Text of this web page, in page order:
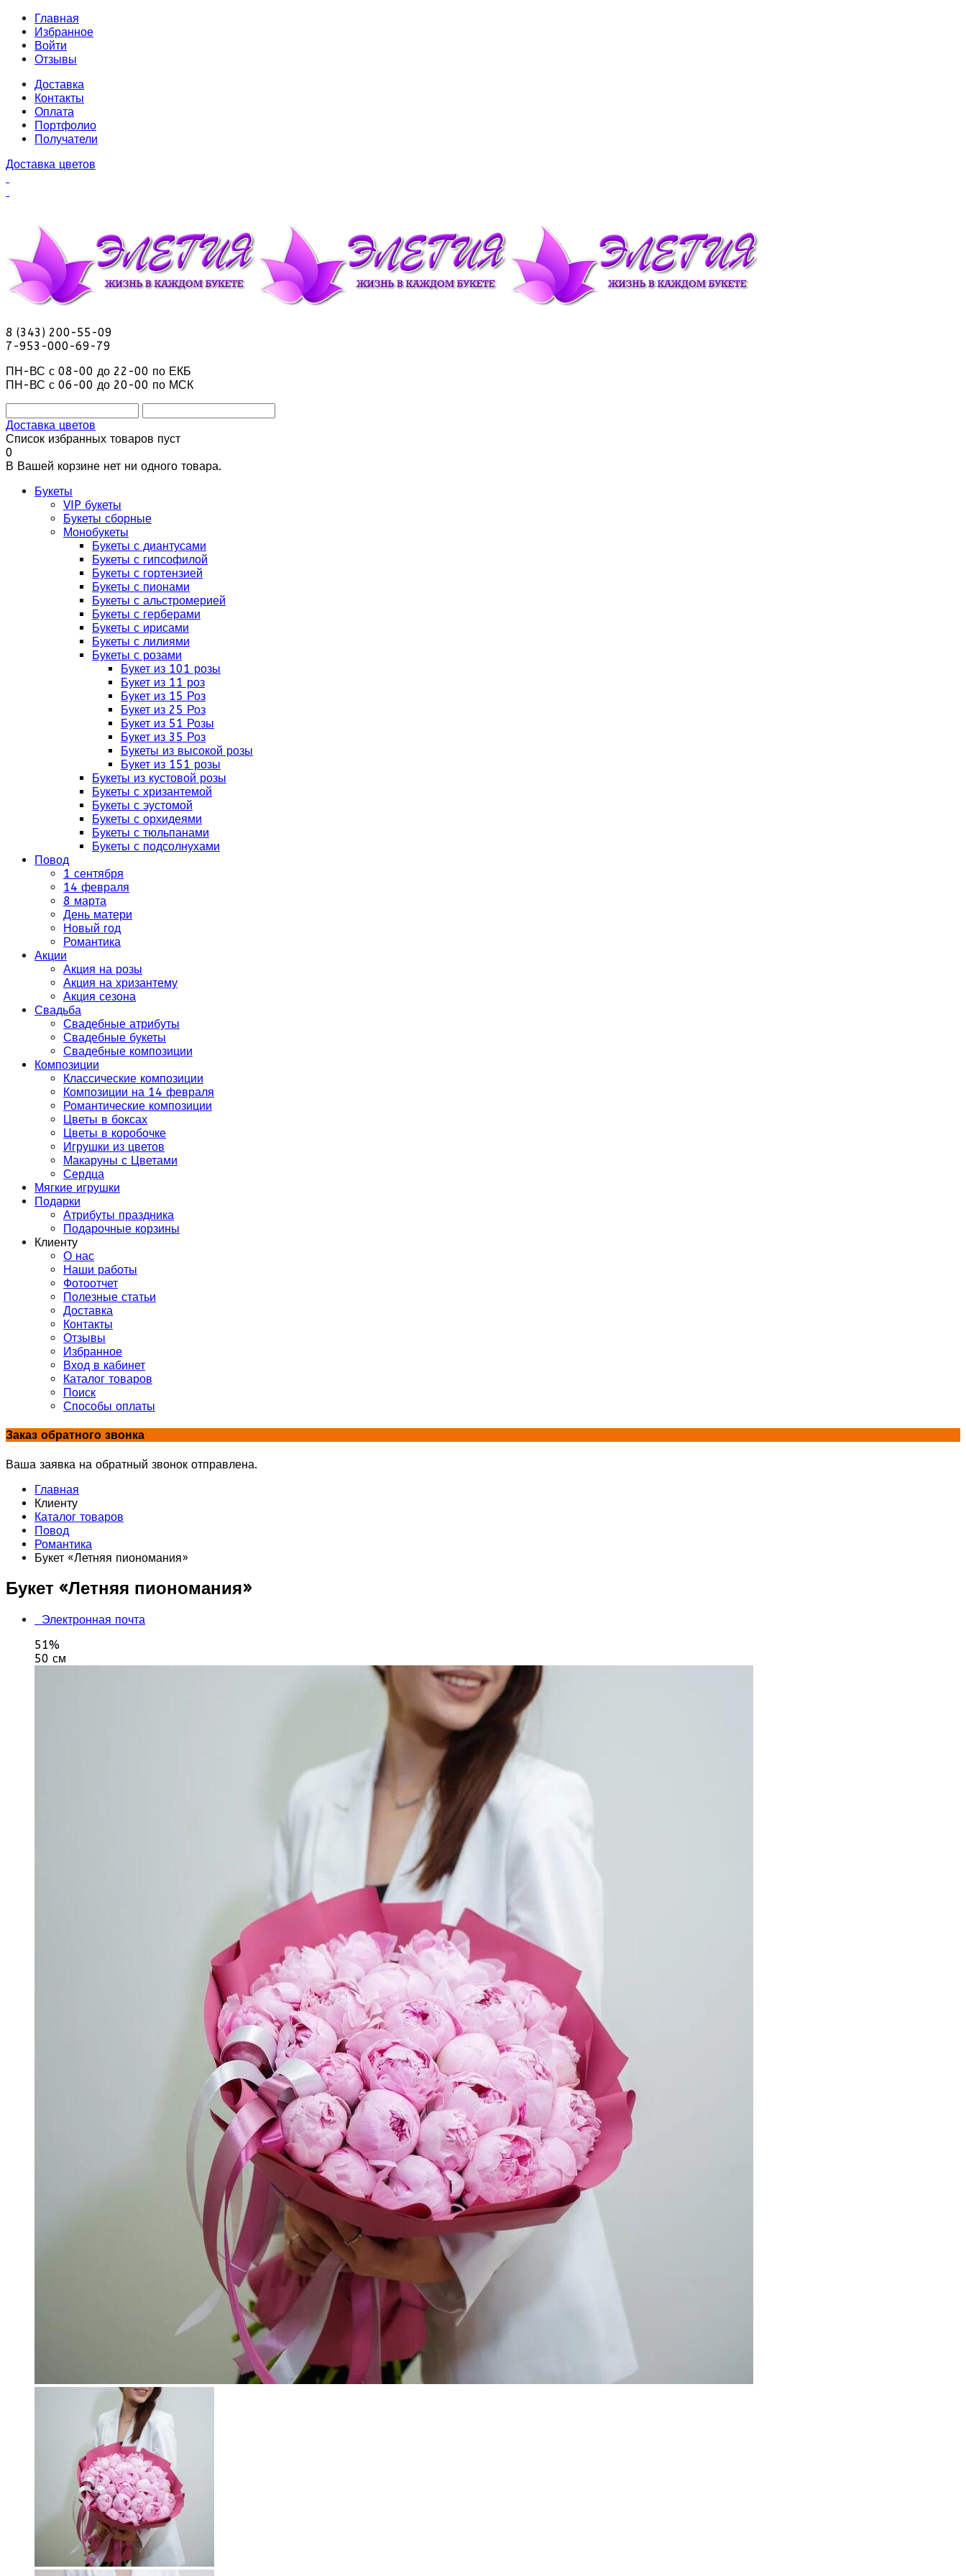
Главная
Избранное
Войти
Отзывы
Доставка
Контакты
Оплата
Портфолио
Получатели
Доставка цветов
8 (343) 200-55-09
7-953-000-69-79
ПН-ВС с 08-00 до 22-00 по ЕКБ
ПН-ВС с 06-00 до 20-00 по МСК
Доставка цветов
Список избранных товаров пуст
0
В Вашей корзине нет ни одного товара.
Букеты
VIP букеты
Букеты сборные
Монобукеты
Букеты с диантусами
Букеты с гипсофилой
Букеты с гортензией
Букеты с пионами
Букеты с альстромерией
Букеты с герберами
Букеты с ирисами
Букеты с лилиями
Букеты с розами
Букет из 101 розы
Букет из 11 роз
Букет из 15 Роз
Букет из 25 Роз
Букет из 51 Розы
Букет из 35 Роз
Букеты из высокой розы
Букет из 151 розы
Букеты из кустовой розы
Букеты с хризантемой
Букеты с эустомой
Букеты с орхидеями
Букеты с тюльпанами
Букеты с подсолнухами
Повод
1 сентября
14 февраля
8 марта
День матери
Новый год
Романтика
Акции
Акция на розы
Акция на хризантему
Акция сезона
Свадьба
Свадебные атрибуты
Свадебные букеты
Свадебные композиции
Композиции
Классические композиции
Композиции на 14 февраля
Романтические композиции
Цветы в боксах
Цветы в коробочке
Игрушки из цветов
Макаруны с Цветами
Сердца
Мягкие игрушки
Подарки
Атрибуты праздника
Подарочные корзины
Клиенту
О нас
Наши работы
Фотоотчет
Полезные статьи
Доставка
Контакты
Отзывы
Избранное
Вход в кабинет
Каталог товаров
Поиск
Способы оплаты
Заказ обратного звонка
Ваша заявка на обратный звонок отправлена.
Главная
Клиенту
Каталог товаров
Повод
Романтика
Букет «Летняя пиономания»
Букет «Летняя пиономания»
Электронная почта
51%
50 см